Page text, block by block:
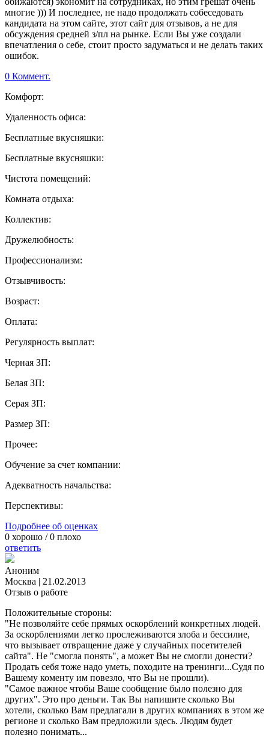
многие ))) И последнее, не надо продолжать собеседовать
кандидата на этом сайте, этот сайт для отзывов, а не для
обсуждения средней з/пл на рынке. Если Вы уже создали
впечатления о себе, стоит просто задуматься и не делать таких
ошибок.
0 Коммент.
Комфорт:
Удаленность офиса:
Бесплатные вкусняшки:
Бесплатные вкусняшки:
Чистота помещений:
Комната отдыха:
Коллектив:
Дружелюбность:
Профессионализм:
Отзывчивость:
Возраст:
Оплата:
Регулярность выплат:
Черная ЗП:
Белая ЗП:
Серая ЗП:
Размер ЗП:
Прочее:
Обучение за счет компании:
Адекватность начальства:
Перспективы:
Подробнее об оценках
0 хорошо /0 плохо
ответить
Аноним
Москва | 21.02.2013
Отзыв о работе
Положительные стороны:
"Не позволяйте себе прямых оскорблений конкретных людей.
За оскорблениями легко прослеживаются злоба и бессилие,
что вызывает отвращение даже у случайных посетителей
сайта". Не "смогла понять", а может Вы не смогли донести?
Продать себя тоже надо уметь, походите на тренинги...Судя по
Вашему коменту им повезло, что Вы не прошли).
"Самое важное чтобы Ваше сообщение было полезно для
других". Это про деньги. Так Вы напишите сколько Вы
хотели, сколько Вам предлагали в других компаниях в этом же
регионе и сколько Вам предложили здесь. Людям будет
полезно понимать...